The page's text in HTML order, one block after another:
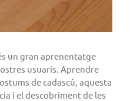
un gran aprenentatge
usuaris. Aprendre
de cadascú, aquesta
i el descobriment de les